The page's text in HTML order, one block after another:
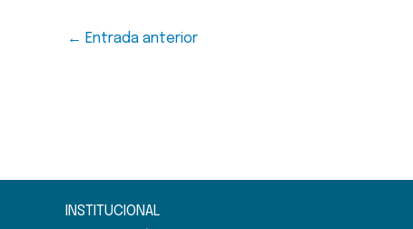
← Entrada anterior
INSTITUCIONAL